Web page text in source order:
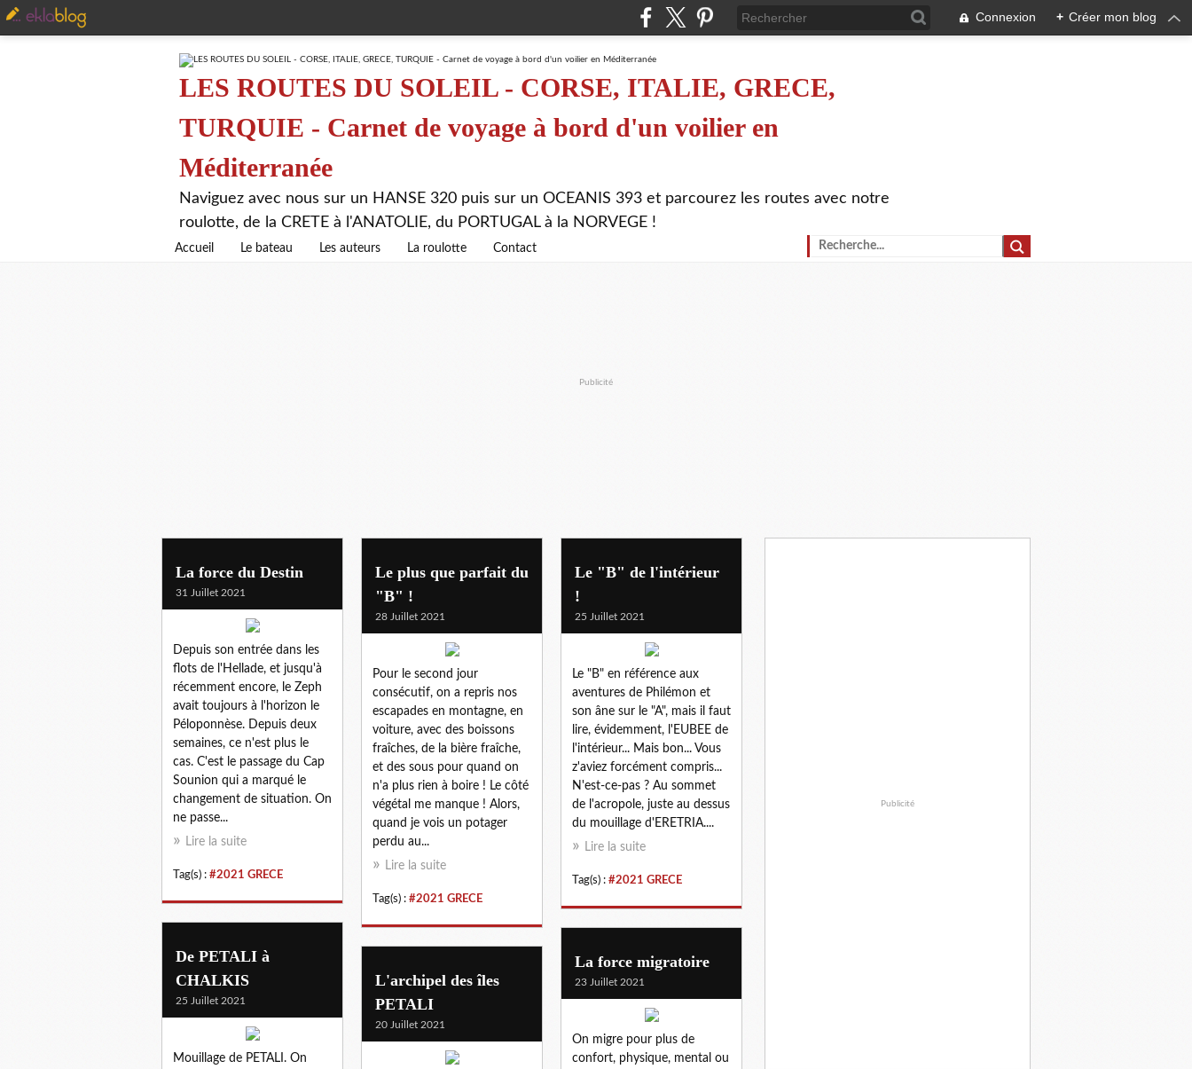
Connexion + Créer mon blog
LES ROUTES DU SOLEIL - CORSE, ITALIE, GRECE,
TURQUIE - Carnet de voyage à bord d'un voilier en
Méditerranée
Naviguez avec nous sur un HANSE 320 puis sur un OCEANIS 393 et parcourez les routes avec notre
roulotte, de la CRETE à l'ANATOLIE, du PORTUGAL à la NORVEGE !
Accueil Le bateau Les auteurs La roulotte Contact
Publicité
La force du Destin
31 Juillet 2021
Depuis son entrée dans les
flots de l'Hellade, et jusqu'à
récemment encore, le Zeph
avait toujours à l'horizon le
Péloponnèse. Depuis deux
semaines, ce n'est plus le
cas. C'est le passage du Cap
Sounion qui a marqué le
changement de situation. On
ne passe...
Lire la suite
Tag(s) : #2021 GRECE
Le plus que parfait du
"B" !
28 Juillet 2021
Pour le second jour
consécutif, on a repris nos
escapades en montagne, en
voiture, avec des boissons
fraîches, de la bière fraîche,
et des sous pour quand on
n'a plus rien à boire ! Le côté
végétal me manque ! Alors,
quand je vois un potager
perdu au...
Lire la suite
Tag(s) : #2021 GRECE
Le "B" de l'intérieur
!
25 Juillet 2021
Le "B" en référence aux
aventures de Philémon et
son âne sur le "A", mais il faut
lire, évidemment, l'EUBEE de
l'intérieur... Mais bon... Vous
z'aviez forcément compris...
N'est-ce-pas ? Au sommet
de l'acropole, juste au dessus
du mouillage d'ERETRIA....
Lire la suite
Tag(s) : #2021 GRECE
De PETALI à
CHALKIS
25 Juillet 2021
Mouillage de PETALI. On
La force migratoire
23 Juillet 2021
On migre pour plus de
confort, physique, mental ou
L'archipel des îles
PETALI
20 Juillet 2021
Publicité